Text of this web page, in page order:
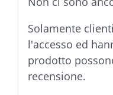
Solamente
l'accesso ed
prodotto
recensione.